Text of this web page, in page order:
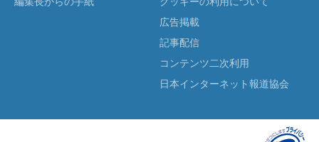
広告掲載
記事配信
コンテンツ二次利用
日本インターネット報道協会